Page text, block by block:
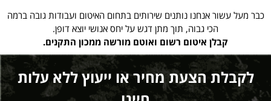
כבר מעל עשור אנחנו נותנים שירותים בתחום האיטום ועבודות גובה ברמה
הכי גבוה, תוך מתן דגש על יחס אנושי יוצא דופן.
קבלן איטום רשום ואוטם מורשה ממכון התקנים.
לקבלת הצעת מחיר או ייעוץ ללא עלות